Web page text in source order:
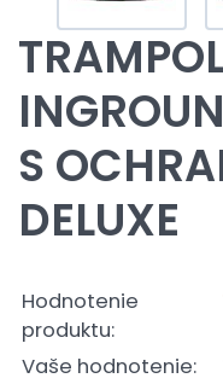
S
DELUXE
Hodnotenie
produktu:
Vaše hodnotenie: